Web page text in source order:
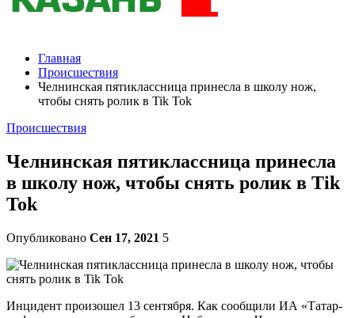
Главная
Происшествия
Челнинская пятиклассница принесла в школу нож,
чтобы снять ролик в Tik Tok
Происшествия
Челнинская пятиклассница принесла
в школу нож, чтобы снять ролик в Tik
Tok
Опубликовано Сен 17, 2021 5
Инцидент произошел 13 сентября. Как сообщили ИА «Татар-